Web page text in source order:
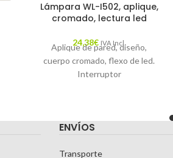
Lámpara WL-I502, aplique,
cromado, lectura led
24,38€ IVA Incl.
Aplique de pared, diseño,
cuerpo cromado, flexo de led.
Interruptor
ENVÍOS
Transporte